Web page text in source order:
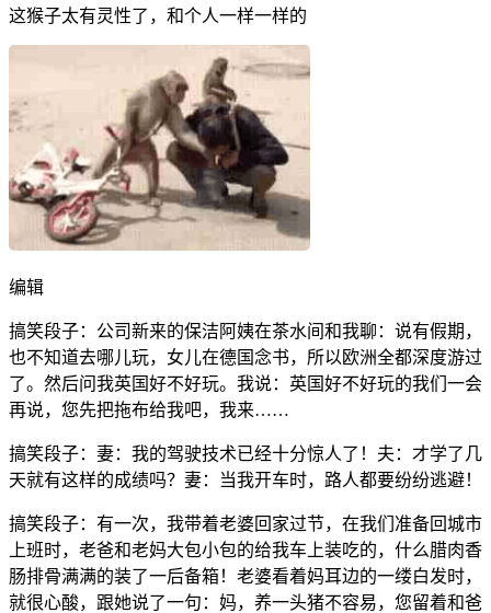
这猴子太有灵性了，和个人一样一样的
编辑
搞笑段子：公司新来的保洁阿姨在茶水间和我聊：说有假期，
也不知道去哪儿玩，女儿在德国念书，所以欧洲全都深度游过
了。然后问我英国好不好玩。我说：英国好不好玩的我们一会
再说，您先把拖布给我吧，我来……
搞笑段子：妻：我的驾驶技术已经十分惊人了！夫：才学了几
天就有这样的成绩吗？妻：当我开车时，路人都要纷纷逃避！
搞笑段子：有一次，我带着老婆回家过节，在我们准备回城市
上班时，老爸和老妈大包小包的给我车上装吃的，什么腊肉香
肠排骨满满的装了一后备箱！老婆看着妈耳边的一缕白发时，
就很心酸，跟她说了一句：妈，养一头猪不容易，您留着和爸